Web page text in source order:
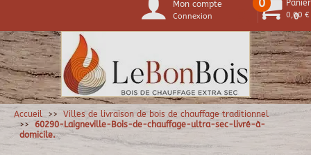
0
Mon compte
Connexion
0 Panier
0,00 €
Accueil
Villes de livraison de bois de chauffage traditionnel
60290-Laigneville-Bois-de-chauffage-ultra-sec-livré-à-
domicile.